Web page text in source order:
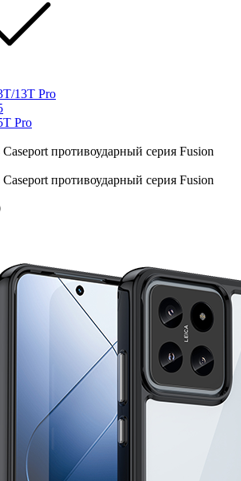
13T Pro
Pro
противоударный серия Fusion
противоударный серия Fusion